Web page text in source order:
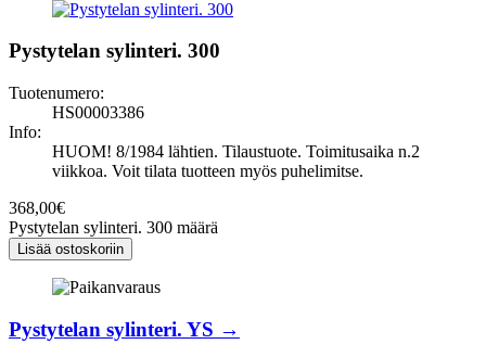
Pystytelan sylinteri. 300
Tuotenumero:
HS00003386
Info:
HUOM! 8/1984 lähtien. Tilaustuote. Toimitusaika n.2
viikkoa. Voit tilata tuotteen myös puhelimitse.
368,00€
Pystytelan sylinteri. 300 määrä
Lisää ostoskoriin
Pystytelan sylinteri. YS →